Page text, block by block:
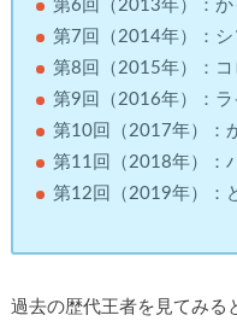
第6回（2013年）：か
第7回（2014年）：シ
第8回（2015年）：
第9回（2016年）：ラ
第10回（2017年）：
第11回（2018年）：
第12回（2019年）：
過去の歴代王者を見てみる